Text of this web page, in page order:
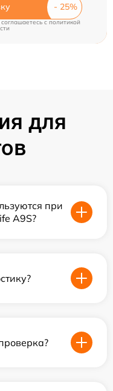
c политикой
для
при
A9S?